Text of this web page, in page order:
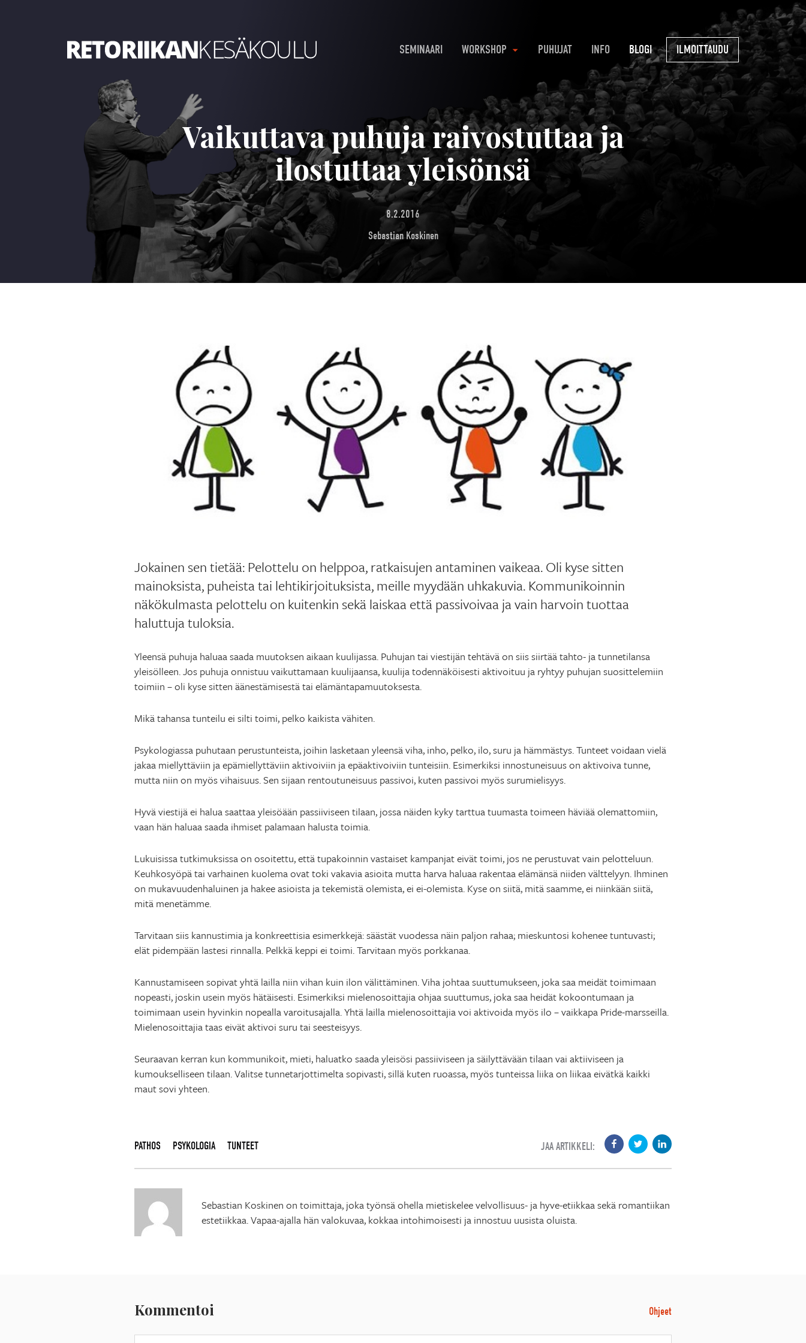
SEMINAARI WORKSHOP PUHUJAT INFO BLOGI ILMOITTAUDU
Vaikuttava puhuja raivostuttaa ja
ilostuttaa yleisönsä
8.2.2016
Sebastian Koskinen
Jokainen sen tietää: Pelottelu on helppoa, ratkaisujen antaminen vaikeaa. Oli kyse sitten
mainoksista, puheista tai lehtikirjoituksista, meille myydään uhkakuvia. Kommunikoinnin
näkökulmasta pelottelu on kuitenkin sekä laiskaa että passivoivaa ja vain harvoin tuottaa
haluttuja tuloksia.
Yleensä puhuja haluaa saada muutoksen aikaan kuulijassa. Puhujan tai viestijän tehtävä on siis siirtää tahto- ja tunnetilansa
yleisölleen. Jos puhuja onnistuu vaikuttamaan kuulijaansa, kuulija todennäköisesti aktivoituu ja ryhtyy puhujan suosittelemiin
toimiin – oli kyse sitten äänestämisestä tai elämäntapamuutoksesta.
Mikä tahansa tunteilu ei silti toimi, pelko kaikista vähiten.
Psykologiassa puhutaan perustunteista, joihin lasketaan yleensä viha, inho, pelko, ilo, suru ja hämmästys. Tunteet voidaan vielä
jakaa miellyttäviin ja epämiellyttäviin aktivoiviin ja epäaktivoiviin tunteisiin. Esimerkiksi innostuneisuus on aktivoiva tunne,
mutta niin on myös vihaisuus. Sen sijaan rentoutuneisuus passivoi, kuten passivoi myös surumielisyys.
Hyvä viestijä ei halua saattaa yleisöään passiiviseen tilaan, jossa näiden kyky tarttua tuumasta toimeen häviää olemattomiin,
vaan hän haluaa saada ihmiset palamaan halusta toimia.
Lukuisissa tutkimuksissa on osoitettu, että tupakoinnin vastaiset kampanjat eivät toimi, jos ne perustuvat vain pelotteluun.
Keuhkosyöpä tai varhainen kuolema ovat toki vakavia asioita mutta harva haluaa rakentaa elämänsä niiden välttelyyn. Ihminen
on mukavuudenhaluinen ja hakee asioista ja tekemistä olemista, ei ei-olemista. Kyse on siitä, mitä saamme, ei niinkään siitä,
mitä menetämme.
Tarvitaan siis kannustimia ja konkreettisia esimerkkejä: säästät vuodessa näin paljon rahaa; mieskuntosi kohenee tuntuvasti;
elät pidempään lastesi rinnalla. Pelkkä keppi ei toimi. Tarvitaan myös porkkanaa.
Kannustamiseen sopivat yhtä lailla niin vihan kuin ilon välittäminen. Viha johtaa suuttumukseen, joka saa meidät toimimaan
nopeasti, joskin usein myös hätäisesti. Esimerkiksi mielenosoittajia ohjaa suuttumus, joka saa heidät kokoontumaan ja
toimimaan usein hyvinkin nopealla varoitusajalla. Yhtä lailla mielenosoittajia voi aktivoida myös ilo – vaikkapa Pride-marsseilla.
Mielenosoittajia taas eivät aktivoi suru tai seesteisyys.
Seuraavan kerran kun kommunikoit, mieti, haluatko saada yleisösi passiiviseen ja säilyttävään tilaan vai aktiiviseen ja
kumoukselliseen tilaan. Valitse tunnetarjottimelta sopivasti, sillä kuten ruoassa, myös tunteissa liika on liikaa eivätkä kaikki
maut sovi yhteen.
PATHOS PSYKOLOGIA TUNTEET JAA ARTIKKELI:
Sebastian Koskinen on toimittaja, joka työnsä ohella mietiskelee velvollisuus- ja hyve-etiikkaa sekä romantiikan
estetiikkaa. Vapaa-ajalla hän valokuvaa, kokkaa intohimoisesti ja innostuu uusista oluista.
Kommentoi Ohjeet